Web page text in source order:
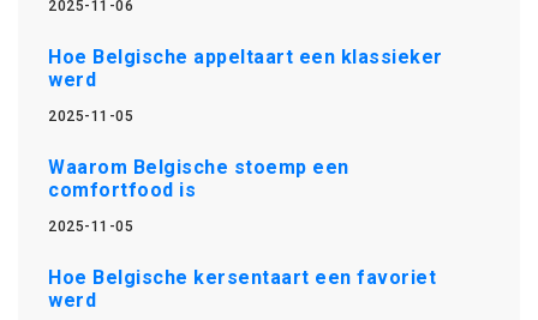
2025-11-06
Hoe Belgische appeltaart een klassieker
werd
2025-11-05
Waarom Belgische stoemp een
comfortfood is
2025-11-05
Hoe Belgische kersentaart een favoriet
werd